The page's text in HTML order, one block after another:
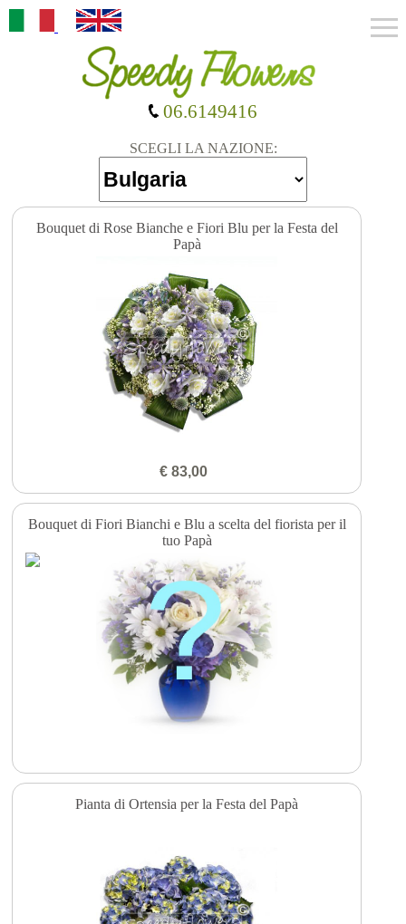
SCEGLI LA NAZIONE:
06.6149416
Bouquet di Rose Bianche e Fiori Blu per la Festa del
Papà
€ 83,00
Bouquet di Fiori Bianchi e Blu a scelta del fiorista per il
tuo Papà
Pianta di Ortensia per la Festa del Papà